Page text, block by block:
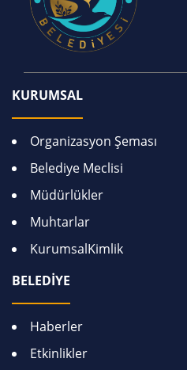
KURUMSAL
Organizasyon Şeması
Belediye Meclisi
Müdürlükler
Muhtarlar
KurumsalKimlik
BELEDİYE
Haberler
Etkinlikler